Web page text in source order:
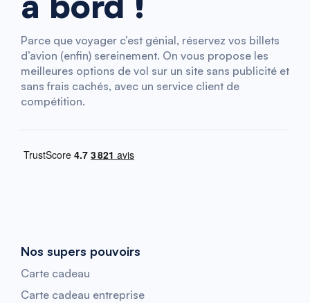
Parce que voyager c’est génial, réservez vos billets
d’avion (enfin) sereinement. On vous propose les
meilleures options de vol sur un site sans publicité et
sans frais cachés, avec un service client de
compétition.
Nos supers pouvoirs
Carte cadeau
Carte cadeau entreprise